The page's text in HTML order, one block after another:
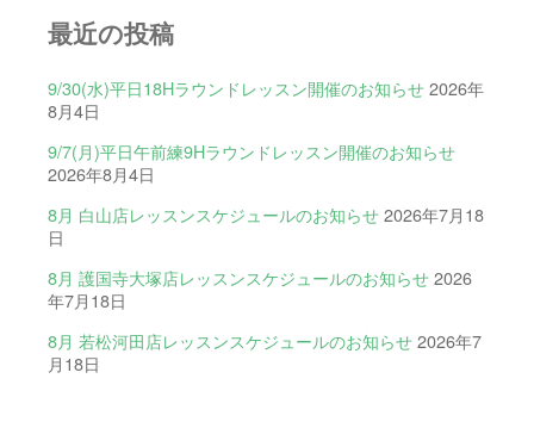
最近の投稿
9/30(水)平日18Hラウンドレッスン開催のお知らせ 2026年
8月4日
9/7(月)平日午前練9Hラウンドレッスン開催のお知らせ
2026年8月4日
8月 白山店レッスンスケジュールのお知らせ 2026年7月18
日
8月 護国寺大塚店レッスンスケジュールのお知らせ 2026
年7月18日
8月 若松河田店レッスンスケジュールのお知らせ 2026年7
月18日